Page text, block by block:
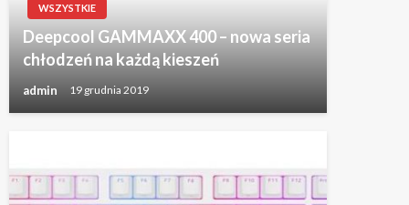
WSZYSTKIE
Deepcool GAMMAXX 400 – nowa seria
chłodzeń na każdą kieszeń
admin 19 grudnia 2019